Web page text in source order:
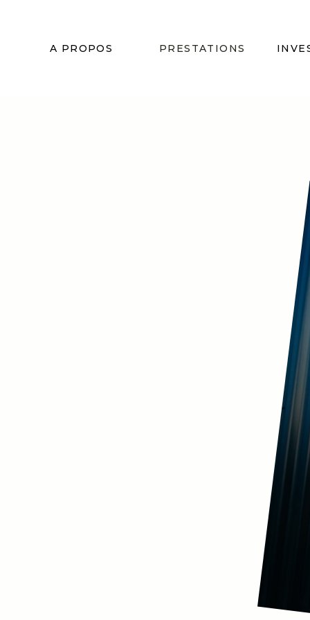
PRESTATIONS
A PROPOS